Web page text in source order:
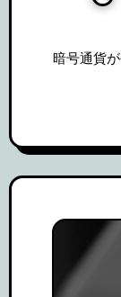
暗号通貨が登場すると、ギャンブルの世界が変わ